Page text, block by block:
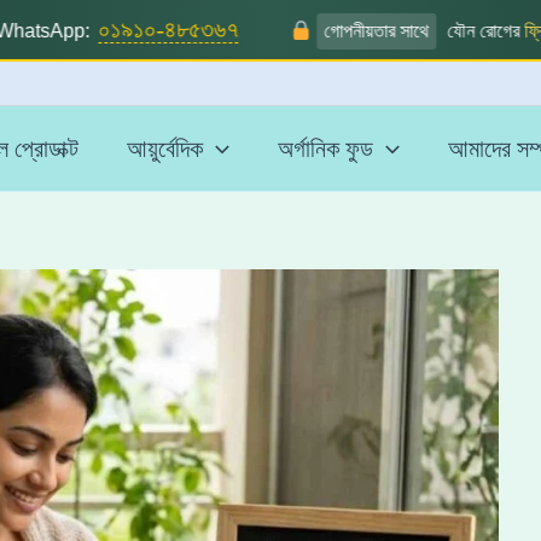
০১৯১০-৪৮৫৩৬৭ গোপনীয়তার সাথে যৌন রোগেরফ্রি
প্রোডাক্ট আয়ুর্বেদিক অর্গানিক ফুড আমাদের